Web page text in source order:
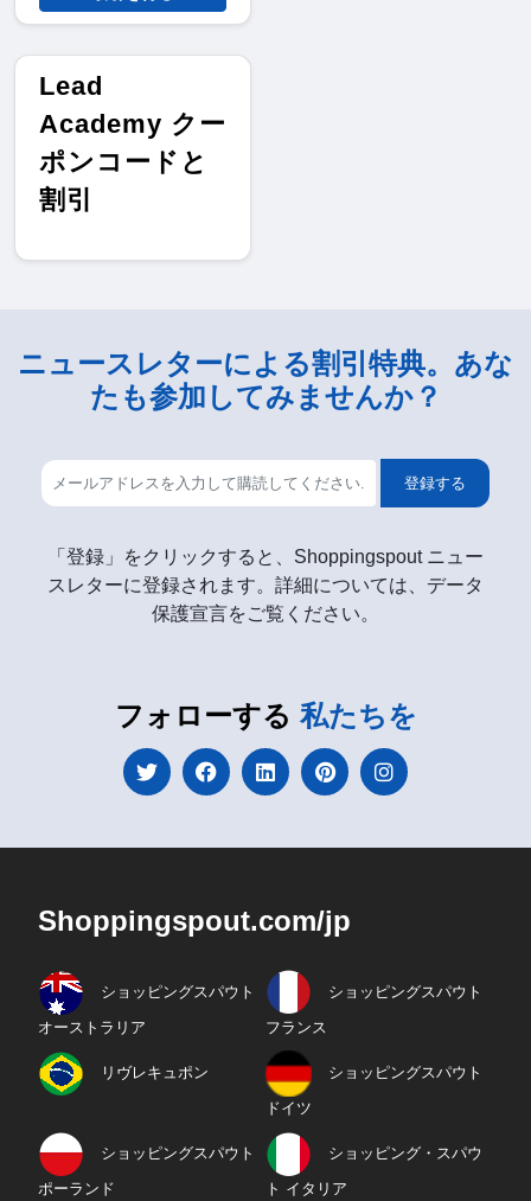
Lead
Academy クー
ポンコードと
割引
ニュースレターによる割引特典。あな
たも参加してみませんか？
登録する
「登録」をクリックすると、Shoppingspout ニュー
スレターに登録されます。詳細については、データ
保護宣言をご覧ください。
フォローする 私たちを
Shoppingspout.com/jp
ショッピングスパウト
オーストラリア
ショッピングスパウト
フランス
リヴレキュポン ショッピングスパウト
ドイツ
ショッピングスパウト
ポーランド
ショッピング・スパウ
ト イタリア